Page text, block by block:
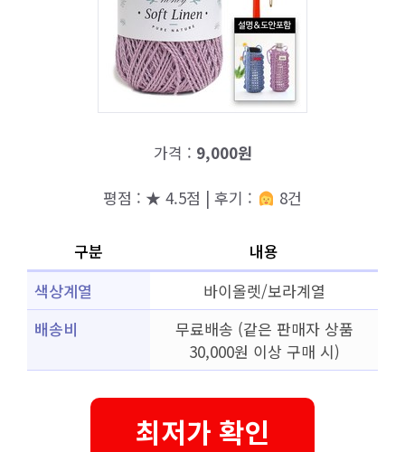
가격 : 9,000원
평점 : ★ 4.5점 | 후기 : 8건
구분
내용
색상계열
바이올렛/보라계열
배송비
무료배송 (같은 판매자 상품
30,000원 이상 구매 시)
최저가 확인